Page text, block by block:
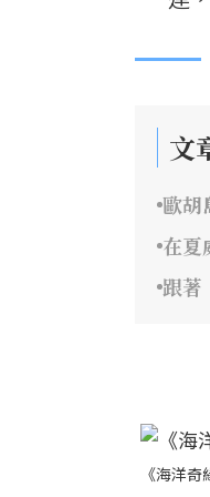
文
歐胡
在夏
跟著
《海洋